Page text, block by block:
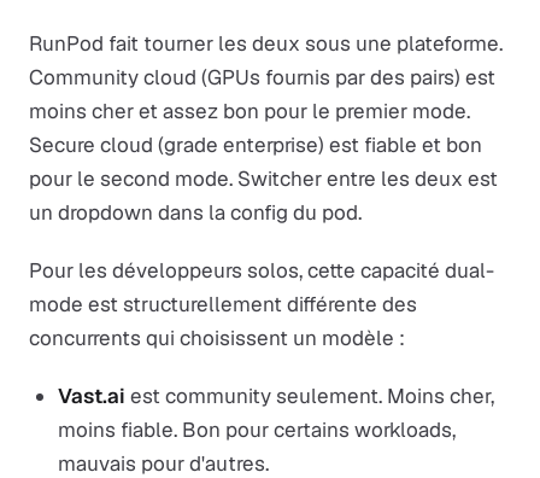
RunPod fait tourner les deux sous une plateforme.
Community cloud (GPUs fournis par des pairs) est
moins cher et assez bon pour le premier mode.
Secure cloud (grade enterprise) est fiable et bon
pour le second mode. Switcher entre les deux est
un dropdown dans la config du pod.
Pour les développeurs solos, cette capacité dual-
mode est structurellement différente des
concurrents qui choisissent un modèle :
Vast.ai est community seulement. Moins cher,
moins fiable. Bon pour certains workloads,
mauvais pour d'autres.